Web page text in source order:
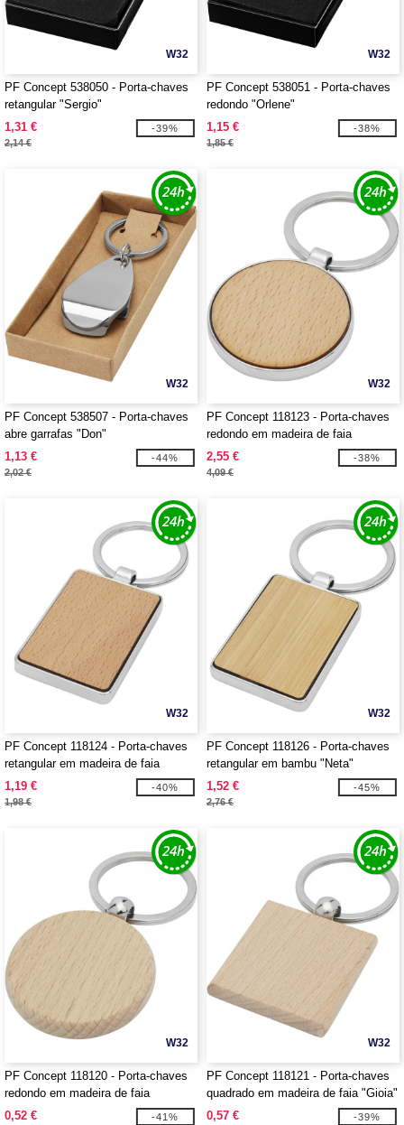
W32
PF Concept 538050 - Porta-chaves
retangular "Sergio"
1,31 €
2,14 €
-39%
W32
PF Concept 538051 - Porta-chaves
redondo "Orlene"
1,15 €
1,85 €
-38%
W32
PF Concept 538507 - Porta-chaves
abre garrafas "Don"
1,13 €
2,02 €
-44%
W32
PF Concept 118123 - Porta-chaves
redondo em madeira de faia
"Moreno"
2,55 €
4,09 €
-38%
W32
PF Concept 118124 - Porta-chaves
retangular em madeira de faia
"Mauro"
1,19 €
1,98 €
-40%
W32
PF Concept 118126 - Porta-chaves
retangular em bambu "Neta"
1,52 €
2,76 €
-45%
W32
PF Concept 118120 - Porta-chaves
redondo em madeira de faia
"Giovanni"
0,52 € -41%
W32
PF Concept 118121 - Porta-chaves
quadrado em madeira de faia "Gioia"
0,57 €
-39%